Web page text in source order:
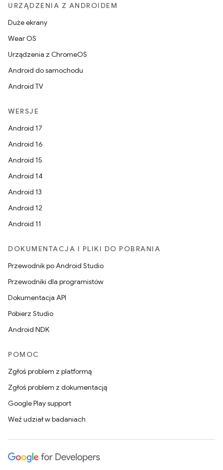
URZĄDZENIA Z ANDROIDEM
Duże ekrany
Wear OS
Urządzenia z ChromeOS
Android do samochodu
Android TV
WERSJE
Android 17
Android 16
Android 15
Android 14
Android 13
Android 12
Android 11
DOKUMENTACJA I PLIKI DO POBRANIA
Przewodnik po Android Studio
Przewodniki dla programistów
Dokumentacja API
Pobierz Studio
Android NDK
POMOC
Zgłoś problem z platformą
Zgłoś problem z dokumentacją
Google Play support
Weź udział w badaniach